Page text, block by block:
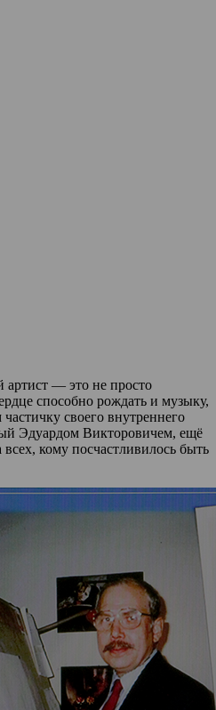
артист — это не просто
способно рождать и музыку,
своего внутреннего
Эдуардом Викторовичем, ещё
всех, кому посчастливилось быть